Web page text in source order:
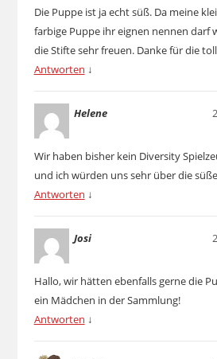
Die Puppe ist ja echt süß. Da meine
farbige Puppe ihr eignen nennen darf
die Stifte sehr freuen. Danke für die
Antworten ↓
Helene
Wir haben bisher kein Diversity
und ich würden uns sehr über die
Antworten ↓
Josi
Hallo, wir hätten ebenfalls gerne die
ein Mädchen in der Sammlung!
Antworten ↓